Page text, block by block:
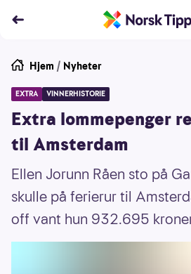
Hjem / Nyheter
EXTRA VINNERHISTORIE
Extra lommepenger
til Amsterdam
Ellen Jorunn Råen sto på
skulle på ferierur til
off vant hun 932.695